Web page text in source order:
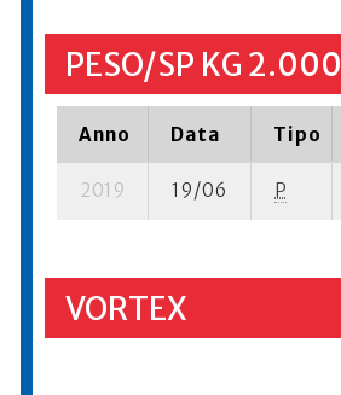
PESO/SP KG 2.000
Anno Data Tipo
2019 19/06 P
VORTEX